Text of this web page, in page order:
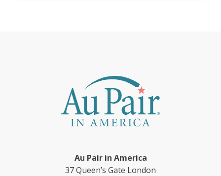
Au Pair in America
37 Queen’s Gate London